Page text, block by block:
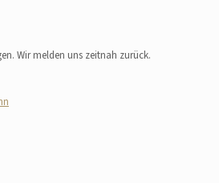
Wir melden uns zeitnah zurück.